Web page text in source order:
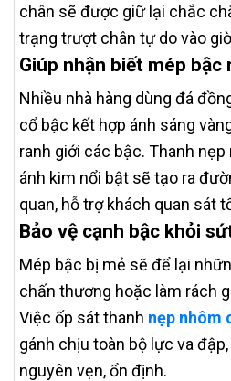
chân sẽ được giữ lại chắc
trạng trượt chân tự do vào
Giúp nhận biết mép bậc
Nhiều nhà hàng dùng đá
cổ bậc kết hợp ánh sáng
ranh giới các bậc. Thanh
ánh kim nổi bật sẽ tạo ra
quan, hỗ trợ khách quan sát
Bảo vệ cạnh bậc khỏi
Mép bậc bị mẻ sẽ để lại
chấn thương hoặc làm rách
Việc ốp sát thanh nẹp nhôm
gánh chịu toàn bộ lực va
nguyên vẹn, ổn định.